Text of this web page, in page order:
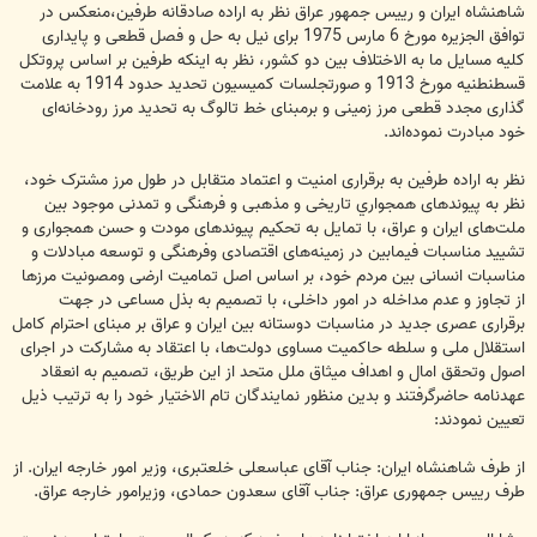
شاهنشاه ايران و رييس جمهور عراق نظر به اراده صادقانه طرفين،منعکس در
توافق الجزيره مورخ 6 مارس 1975 براى نيل به حل و فصل قطعى و پايدارى
کليه مسايل ما به الاختلاف بين دو کشور، نظر به اينکه طرفين بر اساس پروتکل
قسطنطنيه مورخ 1913 و صورتجلسات کميسيون تحديد حدود 1914 به علامت
گذارى مجدد قطعى مرز زمينى و برمبناى خط تالوگ به تحديد مرز رودخانه‌اى
خود مبادرت نموده‌اند.
نظر به اراده طرفين به برقرارى امنيت و اعتماد متقابل در طول مرز مشترک خود،
نظر به پيوندهاى همجواري تاريخى و مذهبى و فرهنگى و تمدنى موجود بين
ملت‌هاى ايران و عراق، با تمايل به تحکيم پيوندهاى مودت و حسن همجوارى و
تشييد مناسبات فيمابين در زمينه‌هاى اقتصادى وفرهنگى و توسعه مبادلات و
مناسبات انسانى بين مردم خود، بر اساس اصل تماميت ارضى ومصونيت مرزها
از تجاوز و عدم مداخله در امور داخلى، با تصميم به بذل مساعى در جهت
برقرارى عصرى جديد در مناسبات دوستانه بين ايران و عراق بر مبناى احترام کامل
استقلال ملى و سلطه حاکميت مساوى دولت‌ها، با اعتقاد به مشارکت در اجراى
اصول وتحقق امال و اهداف ميثاق ملل متحد از اين طريق، تصميم به انعقاد
عهدنامه حاضرگرفتند و بدين منظور نمايندگان تام الاختيار خود را به ترتيب ذيل
تعيين نمودند:
از طرف شاهنشاه ايران: جناب آقاى عباسعلى خلعتبرى، وزير امور خارجه ايران. از
طرف رييس جمهورى عراق: جناب آقاى سعدون حمادى، وزيرامور خارجه عراق.